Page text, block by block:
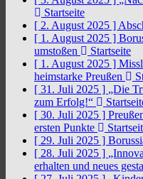
Startseite
[ 2. August 2025 ]
[ 1. August 2025 ]
umstoßen
Startseite
[ 1. August 2025 ]
heimstarke Preußen
[ 31. Juli 2025 ] „Die
zum Erfolg!“
[ 30. Juli 2025 ]
ersten Punkte
[ 29. Juli 2025 ]
[ 28. Juli 2025 ]
erhalten und neues